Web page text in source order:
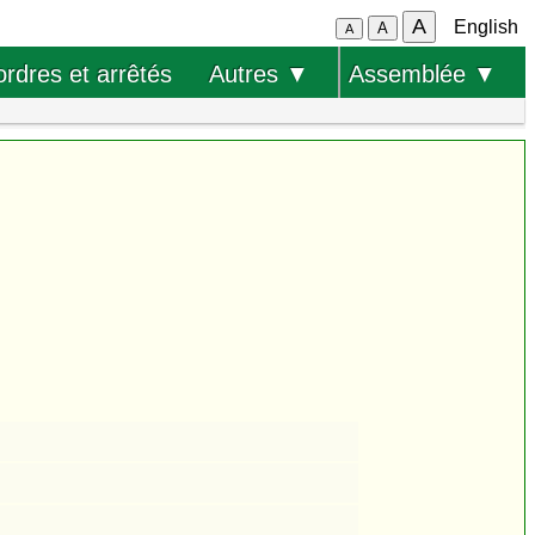
A A A English
et arrêtés Autres ▼ Assemblée ▼